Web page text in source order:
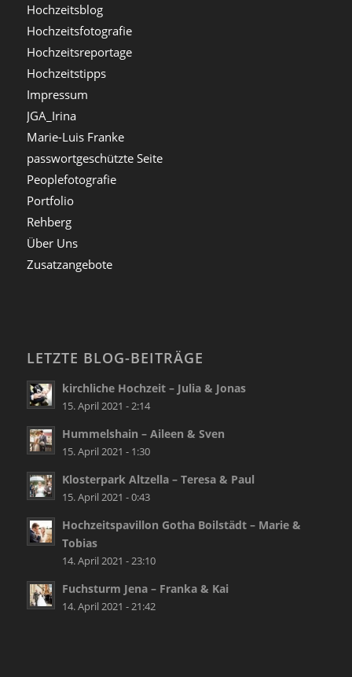
Hochzeitsblog
Hochzeitsfotografie
Hochzeitsreportage
Hochzeitstipps
Impressum
JGA_Irina
Marie-Luis Franke
passwortgeschützte Seite
Peoplefotografie
Portfolio
Rehberg
Über Uns
Zusatzangebote
LETZTE BLOG-BEITRÄGE
kirchliche Hochzeit – Julia & Jonas
15. April 2021 - 2:14
Hummelshain – Aileen & Sven
15. April 2021 - 1:30
Klosterpark Altzella – Teresa & Paul
15. April 2021 - 0:43
Hochzeitspavillon Gotha Boilstädt – Marie &
Tobias
14. April 2021 - 23:10
Fuchsturm Jena – Franka & Kai
14. April 2021 - 21:42